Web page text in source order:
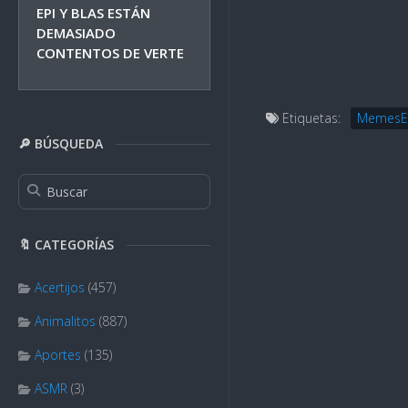
EPI Y BLAS ESTÁN
DEMASIADO
CONTENTOS DE VERTE
🔎 BÚSQUEDA
🔖 CATEGORÍAS
Acertijos (457)
Animalitos (887)
Aportes (135)
ASMR (3)
Etiquetas: